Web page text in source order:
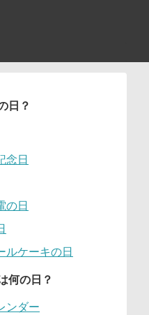
日？
念日
の日
ルケーキの日
何の日？
ンダー